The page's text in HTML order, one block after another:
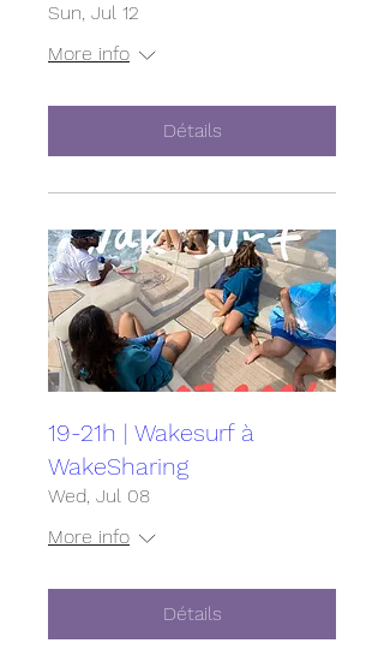
Sun, Jul 12
More info
Détails
19-21h | Wakesurf à
WakeSharing
Wed, Jul 08
More info
Détails